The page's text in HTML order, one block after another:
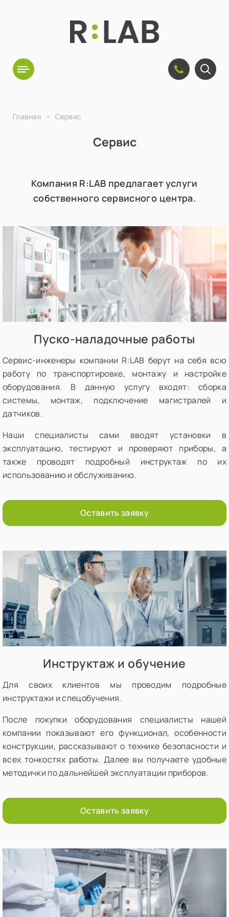
Главная Сервис
Сервис
Компания R:LAB предлагает услуги
собственного сервисного центра.
Пуско-наладочные работы
Cервис-инженеры компании R:LAB берут на себя всю
работу по транспортировке, монтажу и настройке
оборудования. В данную услугу входят: сборка
системы, монтаж, подключение магистралей и
датчиков.
Наши специалисты сами вводят установки в
эксплуатацию, тестируют и проверяют приборы, а
также проводят подробный инструктаж по их
использованию и обслуживанию.
Оставить заявку
Инструктаж и обучение
Для своих клиентов мы проводим подробные
инструктажи и спецобучения.
После покупки оборудования специалисты нашей
компании показывают его функционал, особенности
конструкции, рассказывают о технике безопасности и
всех тонкостях работы. Далее вы получаете удобные
методички по дальнейшей эксплуатации приборов.
Оставить заявку